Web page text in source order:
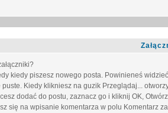
kiedy piszesz nowego posta. Powinieneś
Kiedy klikniesz na guzik Przeglądaj...
dodać do postu, zaznacz go i kliknij OK,
się na wpisanie komentarza w polu Komentarz